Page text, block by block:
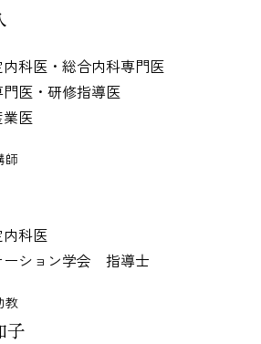
科医・総合内科専門医
医・研修指導医
医
師
科医
ーション学会 指導士
教